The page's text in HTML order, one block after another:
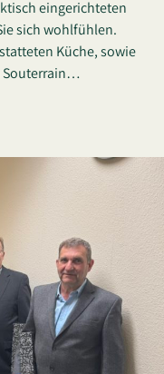
eingerichteten
sich wohlfühlen.
Küche, sowie
Souterrain…